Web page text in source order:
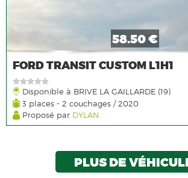
58.50 €
FORD TRANSIT CUSTOM L1H1
Disponible à BRIVE LA GAILLARDE (19)
3 places - 2 couchages / 2020
Proposé par DYLAN
PLUS DE